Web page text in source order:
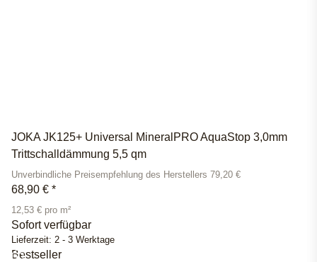
JOKA JK125+ Universal MineralPRO AquaStop 3,0mm
Trittschalldämmung 5,5 qm
Unverbindliche Preisempfehlung des Herstellers 79,20 €
68,90 € *
12,53 € pro m²
Sofort verfügbar
Lieferzeit: 2 - 3 Werktage
Bestseller